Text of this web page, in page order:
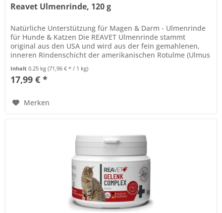
Reavet Ulmenrinde, 120 g
Natürliche Unterstützung für Magen & Darm - Ulmenrinde
für Hunde & Katzen Die REAVET Ulmenrinde stammt
original aus den USA und wird aus der fein gemahlenen,
inneren Rindenschicht der amerikanischen Rotulme (Ulmus
Inhalt0.25 kg(71,96 € * / 1 kg)
17,99 € *
Merken